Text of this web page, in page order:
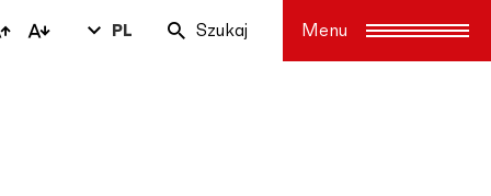
PL Szukaj